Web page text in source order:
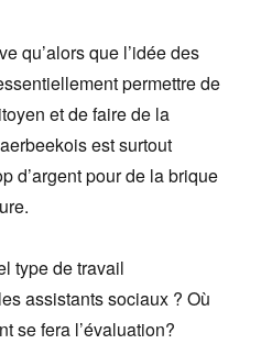
qu’alors que l’idée des
permettre de
et de faire de la
est surtout
d’argent pour de la brique
type de travail
assistants sociaux ? Où
se fera l’évaluation?